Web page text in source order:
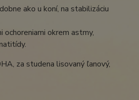
ako u koní, na stabilizáciu
ochoreniami okrem astmy,
za studena lisovaný ľanový,